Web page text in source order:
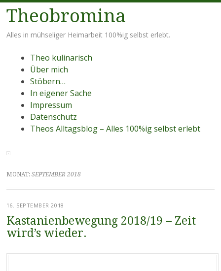
Theobromina
Alles in mühseliger Heimarbeit 100%ig selbst erlebt.
Menü
Zum Inhalt springen
Theo kulinarisch
Über mich
Stöbern…
In eigener Sache
Impressum
Datenschutz
Theos Alltagsblog – Alles 100%ig selbst erlebt
MONAT: SEPTEMBER 2018
16. SEPTEMBER 2018
Kastanienbewegung 2018/19 – Zeit
wird’s wieder.